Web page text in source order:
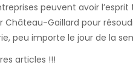
peuvent avoir
Château-Gaillard pour
peu importe le jour de la
articles !!!